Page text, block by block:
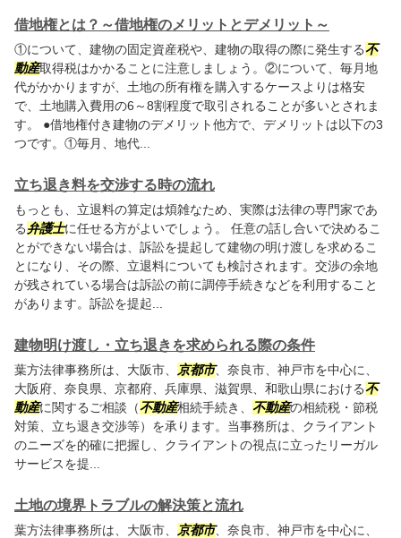
借地権とは？～借地権のメリットとデメリット～
①について、建物の固定資産税や、建物の取得の際に発生する不
動産取得税はかかることに注意しましょう。②について、毎月地
代がかかりますが、土地の所有権を購入するケースよりは格安
で、土地購入費用の6～8割程度で取引されることが多いとされま
す。 ●借地権付き建物のデメリット他方で、デメリットは以下の3
つです。①毎月、地代...
立ち退き料を交渉する時の流れ
もっとも、立退料の算定は煩雑なため、実際は法律の専門家であ
る弁護士に任せる方がよいでしょう。 任意の話し合いで決めるこ
とができない場合は、訴訟を提起して建物の明け渡しを求めるこ
とになり、その際、立退料についても検討されます。交渉の余地
が残されている場合は訴訟の前に調停手続きなどを利用すること
があります。訴訟を提起...
建物明け渡し・立ち退きを求められる際の条件
葉方法律事務所は、大阪市、 京都市、奈良市、神戸市を中心に、
大阪府、奈良県、京都府、兵庫県、滋賀県、和歌山県における不
動産に関するご相談（不動産相続手続き、 不動産の相続税・節税
対策、立ち退き交渉等）を承ります。当事務所は、クライアント
のニーズを的確に把握し、クライアントの視点に立ったリーガル
サービスを提...
土地の境界トラブルの解決策と流れ
葉方法律事務所は、大阪市、 京都市、奈良市、神戸市を中心に、